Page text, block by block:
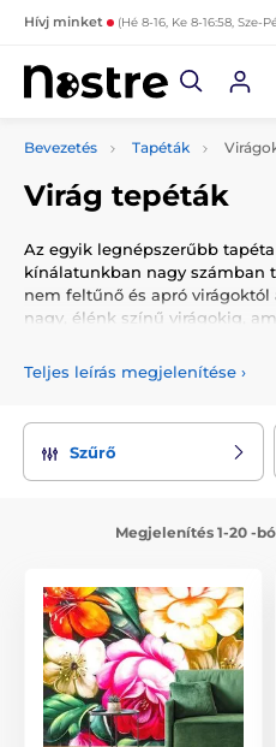
Hívj minket (Hé 8-16, Ke 8-16:58, Sze-
Bevezetés Tapéták
Virág tepéták
Az egyik legnépszerűbb
kínálatunkban nagy számban
nem feltűnő és apró
nagy, élénk színű virágokig,
univerzálisak, ezért bárhol
a hálószobában, a
eleganciát és szeretetet
biztosan talál olyan tapétát,
Teljes leírás megjelenítése ›
Szűrő
Megjelenítés 1-20 -